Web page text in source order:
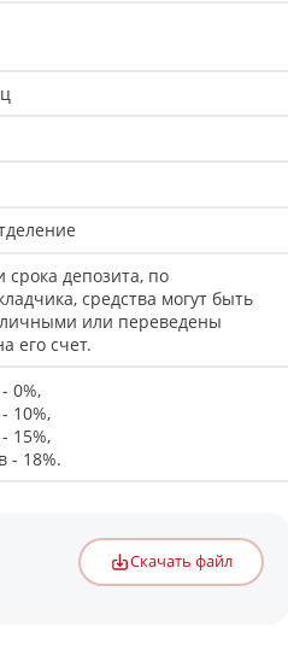
срока депозита, по
средства могут быть
или переведены
его счет.
0%,
10%,
15%,
- 18%.
Скачать файл